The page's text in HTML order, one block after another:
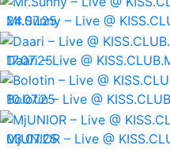
24.07.25
Mr.Sunny – Live @
17.07.25
Daari – Live @
10.07.25
Bolotin – Live @
03.07.25
MjUNIOR – Live @